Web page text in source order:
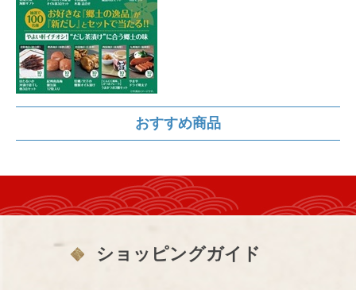
おすすめ商品
ショッピングガイド